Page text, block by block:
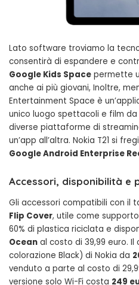
Lato software troviamo la
consentirà di espandere e
Google Kids Space permette
anche ai più giovani, Inoltre,
Entertainment Space è
unico luogo spettacoli e film da
diverse piattaforme di
un’app all’altra. Nokia T21 si
Google Android Enterprise
Accessori, disponibilità e
Gli accessori compatibili con il
Flip Cover, utile come
60% di plastica riciclata e
Ocean al costo di 39,99 euro.
colorazione Black) di Nokia da
venduto a parte al costo di
versione solo Wi-Fi costa 249